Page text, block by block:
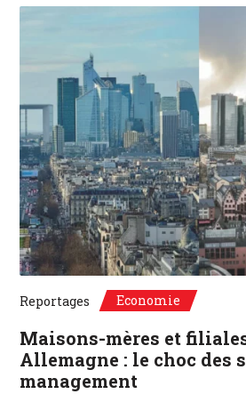
Reportages Economie
Maisons-mères et
Allemagne : le choc des
management